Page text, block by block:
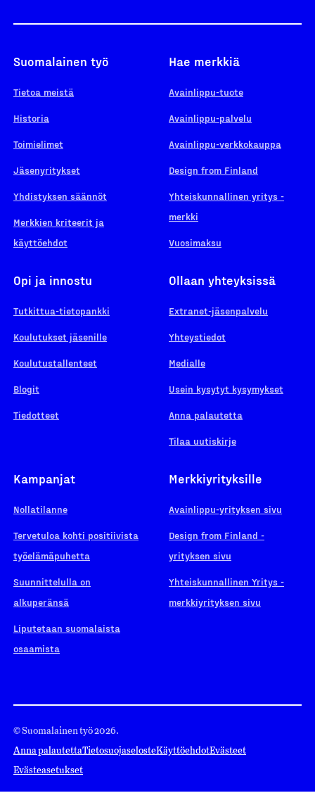
Suomalainen työ
Tietoa meistä
Historia
Toimielimet
Jäsenyritykset
Yhdistyksen säännöt
Merkkien kriteerit ja
käyttöehdot
Hae merkkiä
Avainlippu-tuote
Avainlippu-palvelu
Avainlippu-verkkokauppa
Design from Finland
Yhteiskunnallinen yritys -
merkki
Vuosimaksu
Opi ja innostu
Tutkittua-tietopankki
Koulutukset jäsenille
Koulutustallenteet
Blogit
Tiedotteet
Ollaan yhteyksissä
Extranet-jäsenpalvelu
Yhteystiedot
Medialle
Usein kysytyt kysymykset
Anna palautetta
Tilaa uutiskirje
Kampanjat
Nollatilanne
Tervetuloa kohti positiivista
työelämäpuhetta
Suunnittelulla on
alkuperänsä
Liputetaan suomalaista
osaamista
Merkkiyrityksille
Avainlippu-yrityksen sivu
Design from Finland -
yrityksen sivu
Yhteiskunnallinen Yritys -
merkkiyrityksen sivu
© Suomalainen työ 2026.
Anna palautettaTietosuojaselosteKäyttöehdotEvästeet
Evästeasetukset